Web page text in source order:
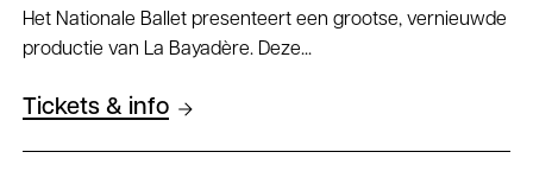
Het Nationale Ballet presenteert een grootse, vernieuwde
productie van La Bayadère. Deze...
Tickets & info